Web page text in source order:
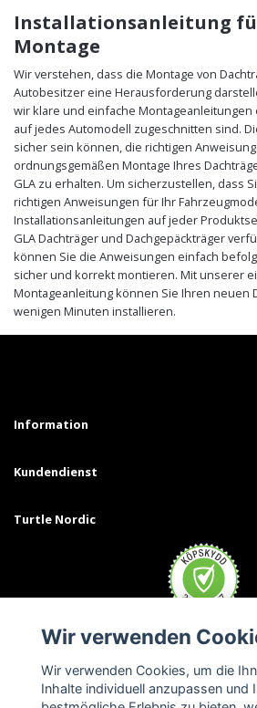
Installationsanleitung
Montage
Wir verstehen, dass die Montage von
Autobesitzer eine Herausforderung
wir klare und einfache Montageanleitungen
auf jedes Automodell zugeschnitten sind.
sicher sein können, die richtigen
ordnungsgemäßen Montage Ihres
GLA zu erhalten. Um sicherzustellen, dass
richtigen Anweisungen für Ihr
Installationsanleitungen auf jeder
GLA Dachträger und Dachgepäckträger
können Sie die Anweisungen einfach
sicher und korrekt montieren. Mit unserer
Montageanleitung können Sie Ihren neuen
wenigen Minuten installieren.
Information
Kundendienst
Turtle Nordic
Wir verwenden
Wir verwenden Cookies, um die
Inhalte individuell anzupassen und